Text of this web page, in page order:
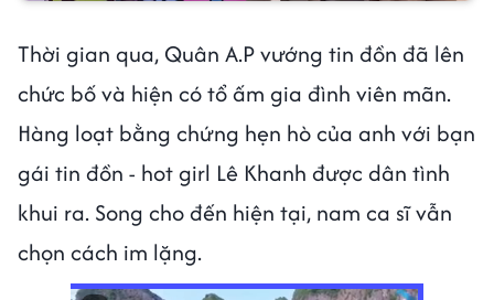
Thời gian qua, Quân A.P vướng tin đồn đã lên
chức bố và hiện có tổ ấm gia đình viên mãn.
Hàng loạt bằng chứng hẹn hò của anh với bạn
gái tin đồn - hot girl Lê Khanh được dân tình
khui ra. Song cho đến hiện tại, nam ca sĩ vẫn
chọn cách im lặng.